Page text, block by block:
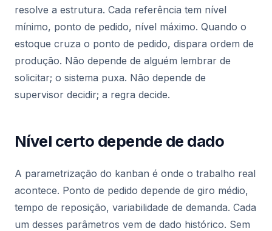
resolve a estrutura. Cada referência tem nível
mínimo, ponto de pedido, nível máximo. Quando o
estoque cruza o ponto de pedido, dispara ordem de
produção. Não depende de alguém lembrar de
solicitar; o sistema puxa. Não depende de
supervisor decidir; a regra decide.
Nível certo depende de dado
A parametrização do kanban é onde o trabalho real
acontece. Ponto de pedido depende de giro médio,
tempo de reposição, variabilidade de demanda. Cada
um desses parâmetros vem de dado histórico. Sem